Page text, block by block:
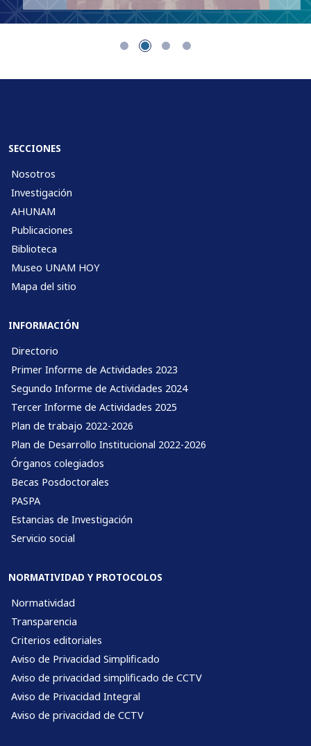
SECCIONES
Nosotros
Investigación
AHUNAM
Publicaciones
Biblioteca
Museo UNAM HOY
Mapa del sitio
INFORMACIÓN
Directorio
Primer Informe de Actividades 2023
Segundo Informe de Actividades 2024
Tercer Informe de Actividades 2025
Plan de trabajo 2022-2026
Plan de Desarrollo Institucional 2022-2026
Órganos colegiados
Becas Posdoctorales
PASPA
Estancias de Investigación
Servicio social
NORMATIVIDAD Y PROTOCOLOS
Normatividad
Transparencia
Criterios editoriales
Aviso de Privacidad Simplificado
Aviso de privacidad simplificado de CCTV
Aviso de Privacidad Integral
Aviso de privacidad de CCTV